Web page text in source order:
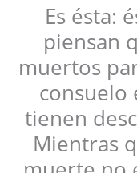
Es ésta:
piensan
muertos
consuelo
tienen
Mientras